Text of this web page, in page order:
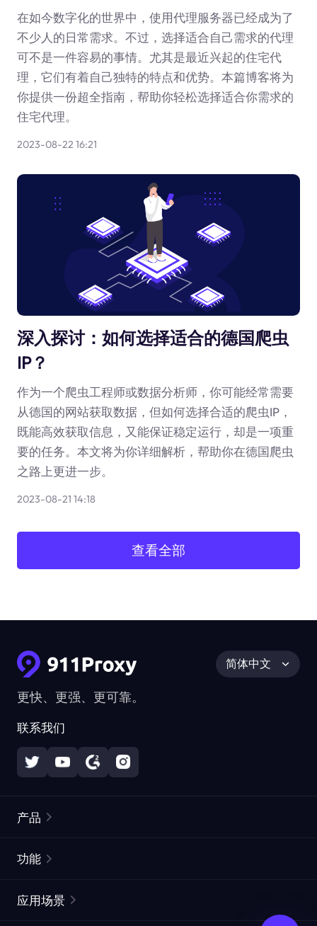
在如今数字化的世界中，使用代理服务器已经成为了
不少人的日常需求。不过，选择适合自己需求的代理
可不是一件容易的事情。尤其是最近兴起的住宅代
理，它们有着自己独特的特点和优势。本篇博客将为
你提供一份超全指南，帮助你轻松选择适合你需求的
住宅代理。
2023-08-22 16:21
深入探讨：如何选择适合的德国爬虫
IP？
作为一个爬虫工程师或数据分析师，你可能经常需要
从德国的网站获取数据，但如何选择合适的爬虫IP，
既能高效获取信息，又能保证稳定运行，却是一项重
要的任务。本文将为你详细解析，帮助你在德国爬虫
之路上更进一步。
2023-08-21 14:18
查看全部
更快、更强、更可靠。
联系我们
简体中文
产品
静态住宅代理
功能
应用场景